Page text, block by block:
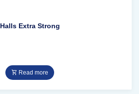
Halls Extra Strong
Read more